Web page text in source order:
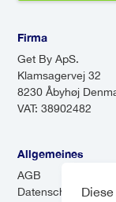
Firma
Get By ApS.
Klamsagervej 32
8230 Åbyhøj
VAT: 38902482
Allgemeines
AGB
Datenschutz-